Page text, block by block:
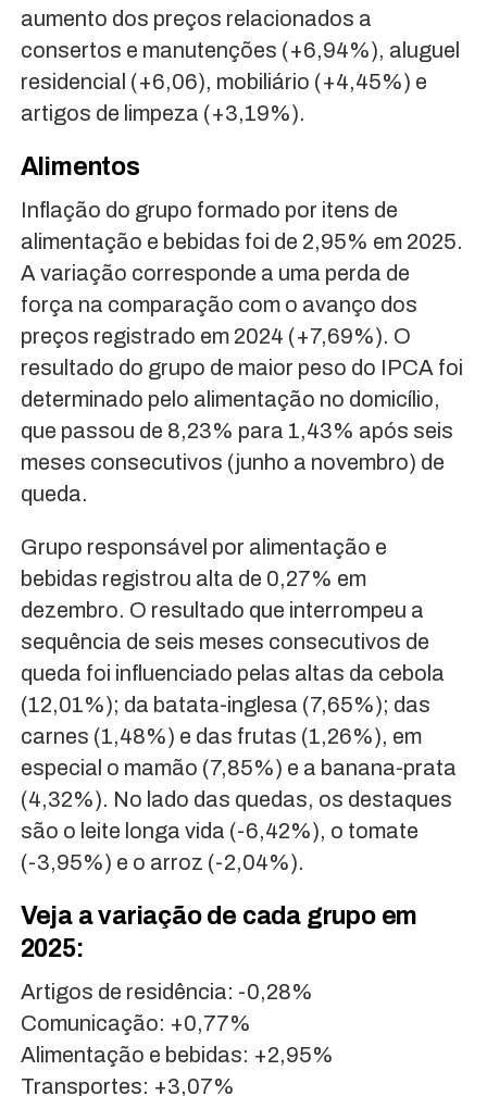
aumento dos preços relacionados a
consertos e manutenções (+6,94%), aluguel
residencial (+6,06), mobiliário (+4,45%) e
artigos de limpeza (+3,19%).
Alimentos
Inflação do grupo formado por itens de
alimentação e bebidas foi de 2,95% em 2025.
A variação corresponde a uma perda de
força na comparação com o avanço dos
preços registrado em 2024 (+7,69%). O
resultado do grupo de maior peso do IPCA foi
determinado pelo alimentação no domicílio,
que passou de 8,23% para 1,43% após seis
meses consecutivos (junho a novembro) de
queda.
Grupo responsável por alimentação e
bebidas registrou alta de 0,27% em
dezembro. O resultado que interrompeu a
sequência de seis meses consecutivos de
queda foi influenciado pelas altas da cebola
(12,01%); da batata-inglesa (7,65%); das
carnes (1,48%) e das frutas (1,26%), em
especial o mamão (7,85%) e a banana-prata
(4,32%). No lado das quedas, os destaques
são o leite longa vida (-6,42%), o tomate
(-3,95%) e o arroz (-2,04%).
Veja a variação de cada grupo em
2025:
Artigos de residência: -0,28%
Comunicação: +0,77%
Alimentação e bebidas: +2,95%
Transportes: +3,07%